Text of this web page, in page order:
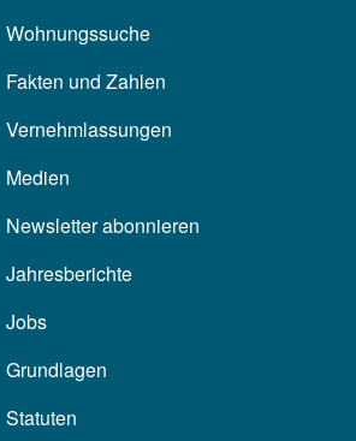
Wohnungssuche
Fakten und Zahlen
Vernehmlassungen
Medien
Newsletter abonnieren
Jahresberichte
Jobs
Grundlagen
Statuten